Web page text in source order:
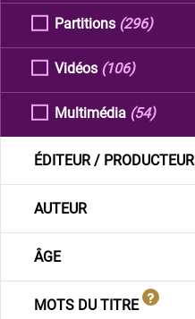
Partitions (296)
Vidéos (106)
Multimédia (54)
ÉDITEUR / PRODUCTEUR
AUTEUR
ÂGE
MOTS DU TITRE